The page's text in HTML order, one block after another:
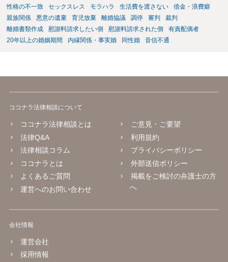
性格の不一致
セックスレス モラハラ 生活費を渡さない
借金・浪費癖
親族関係
悪意の遺棄 育児放棄 離婚協議 調停 審判
裁判
離婚書類作成
慰謝料請求したい側 慰謝料請求された側
有責配偶者
20年以上の婚姻期間
内縁関係・事実婚 同性婚 音信不通
ココナラ法律相談について
ココナラ法律相談とは
法律Q&A
法律相談コラム
ココナラとは
よくあるご質問
運営へのお問い合わせ
ご意見・ご要望
利用規約
プライバシーポリシー
外部送信ポリシー
掲載をご検討の弁護士の方
へ
会社情報
運営会社
採用情報